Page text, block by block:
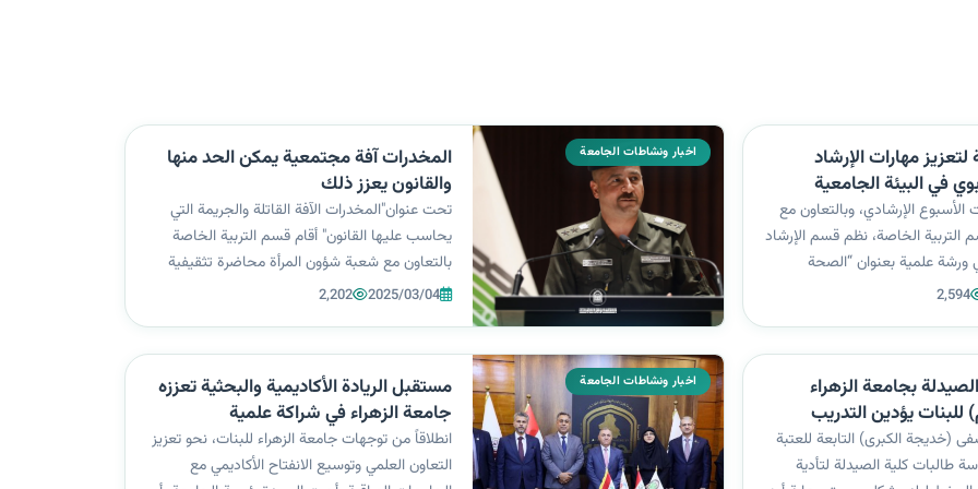
مهارات الإرشاد
في البيئة الجامعية
الأسبوع الإرشادي، وبالتعاون مع
التربية الخاصة، نظم قسم الإرشاد
ورشة علمية بعنوان “الصحة
الفراغ”، قدمتها مسؤولة2,594
اخبار ونشاطات الجامعة
المخدرات آفة مجتمعية يمكن الحد منها
والقانون يعزز ذلك
تحت عنوان"المخدرات الآفة القاتلة والجريمة التي
يحاسب عليها القانون" أقام قسم التربية الخاصة
بالتعاون مع شعبة شؤون المرأة محاضرة تثقيفية
توعوية بإشراف السيدة رئيسة الجامعة أ. د زينب
2025/03/04
2,202
بجامعة الزهراء
للبنات يؤدين التدريب
السيدة (خديجة
للعتبة الحسينية المقدسة
(خديجة الكبرى) التابعة للعتبة
طالبات كلية الصيدلة لتأدية
اخبار ونشاطات الجامعة
مستقبل الريادة الأكاديمية والبحثية تعززه
جامعة الزهراء في شراكة علمية
انطلاقاً من توجهات جامعة الزهراء للبنات، نحو تعزيز
التعاون العلمي وتوسيع الانفتاح الأكاديمي مع